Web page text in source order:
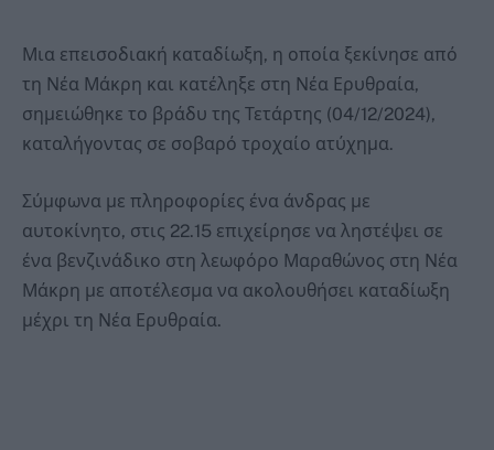
Μια επεισοδιακή καταδίωξη, η οποία ξεκίνησε από
τη Νέα Μάκρη και κατέληξε στη Νέα Ερυθραία,
σημειώθηκε το βράδυ της Τετάρτης (04/12/2024),
καταλήγοντας σε σοβαρό τροχαίο ατύχημα.
Σύμφωνα με πληροφορίες ένα άνδρας με
αυτοκίνητο, στις 22.15 επιχείρησε να ληστέψει σε
ένα βενζινάδικο στη λεωφόρο Μαραθώνος στη Νέα
Μάκρη με αποτέλεσμα να ακολουθήσει καταδίωξη
μέχρι τη Νέα Ερυθραία.